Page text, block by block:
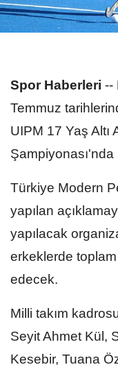
Spor Haberleri --
Temmuz
UIPM 17 Yaş Altı
Türkiye Modern
yapılan
yapılacak
erkeklerde
edecek.
Milli takım
Seyit Ahmet Kül,
Kesebir, Tuana